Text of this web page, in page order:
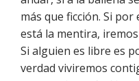
más que ficción. Si
está la mentira,
Si alguien es libre es
verdad viviremos